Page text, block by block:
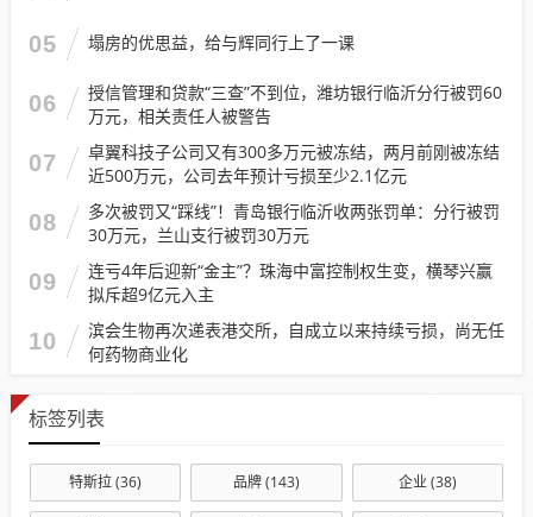
05 塌房的优思益，给与辉同行上了一课
06
授信管理和贷款“三查”不到位，潍坊银行临沂分行被罚60
万元，相关责任人被警告
07
卓翼科技子公司又有300多万元被冻结，两月前刚被冻结
近500万元，公司去年预计亏损至少2.1亿元
08
多次被罚又“踩线”！青岛银行临沂收两张罚单：分行被罚
30万元，兰山支行被罚30万元
09
连亏4年后迎新“金主”？珠海中富控制权生变，横琴兴赢
拟斥超9亿元入主
10
滨会生物再次递表港交所，自成立以来持续亏损，尚无任
何药物商业化
标签列表
特斯拉(36) 品牌(143) 企业(38)